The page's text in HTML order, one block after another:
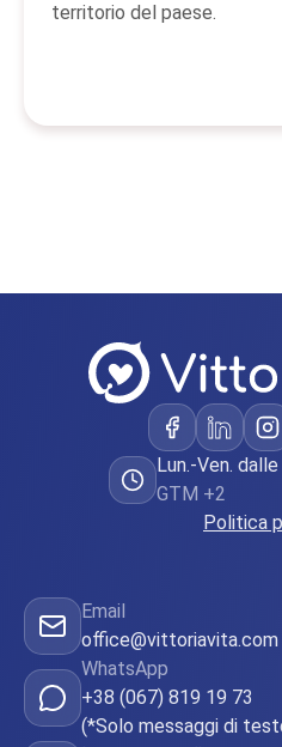
territorio del paese.
Lun.-Ven.
GTM +2
Politica
Email
office@vittoriavita.com
WhatsApp
+38 (067) 819 19 73
(*Solo messaggi di